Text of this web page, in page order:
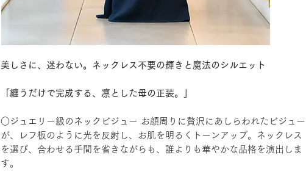
美しさに、迷わない。ネックレス不要の輝きと魔法のシルエット
「纏うだけで完成する、凛とした母の正装。」
○ジュエリー級のネックビジュー お顔周りに贅沢にあしらわれたビジュー
が、レフ板のように光を反射し、お肌を明るくトーンアップ。ネックレス
を選び、合わせる手間を省きながらも、誰よりも華やかな品格を演出しま
す。